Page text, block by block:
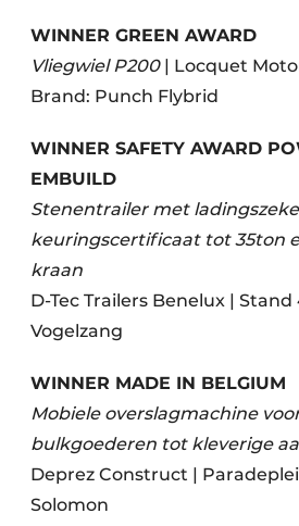
WINNER GREEN AWARD
Vliegwiel P200| Locquet
Brand: Punch Flybrid
WINNER SAFETY AWARD
EMBUILD
Stenentrailer met
keuringscertificaat tot 35ton
kraan
D-Tec Trailers Benelux | Stand
Vogelzang
WINNER MADE IN BELGIUM
Mobiele overslagmachine
bulkgoederen tot kleverige
Deprez Construct |
Solomon